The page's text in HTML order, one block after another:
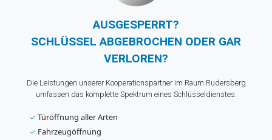
AUSGESPERRT?
SCHLÜSSEL ABGEBROCHEN ODER GAR
VERLOREN?
Die Leistungen unserer Kooperationspartner im Raum Rudersberg
umfassen das komplette Spektrum eines Schlüsseldienstes:
✓ Türöffnung aller Arten
✓ Fahrzeugöffnung